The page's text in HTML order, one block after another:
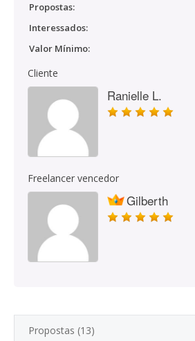
Propostas:
Interessados:
Valor Mínimo:
Cliente
Ranielle L.
Freelancer vencedor
Gilberth
Propostas (13)